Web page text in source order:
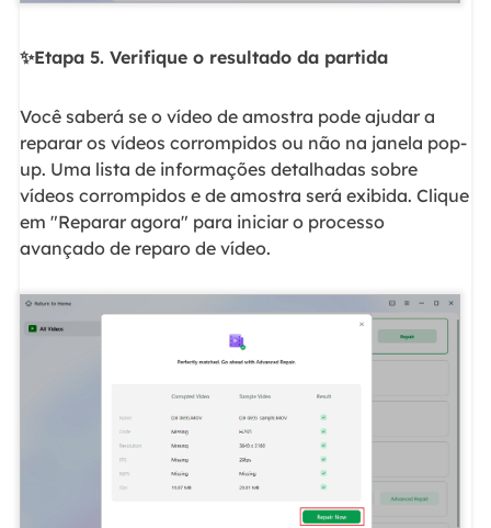
✨Etapa 5. Verifique o resultado da partida
Você saberá se o vídeo de amostra pode ajudar a
reparar os vídeos corrompidos ou não na janela pop-
up. Uma lista de informações detalhadas sobre
vídeos corrompidos e de amostra será exibida. Clique
em "Reparar agora" para iniciar o processo
avançado de reparo de vídeo.